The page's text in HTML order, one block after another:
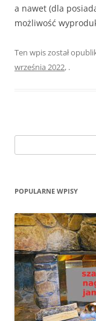
a nawet (dla
możliwość
Ten wpis został
września 2022, .
POPULARNE WPISY